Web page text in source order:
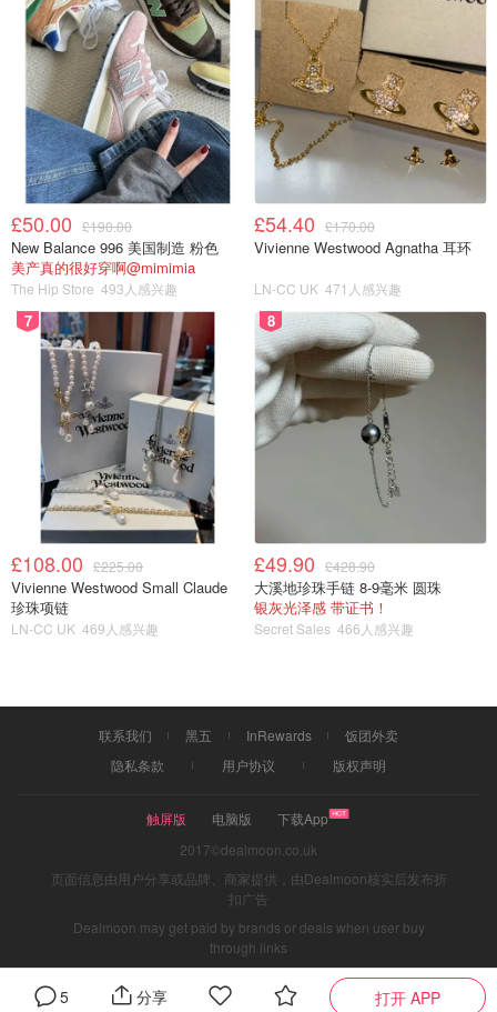
£50.00 £190.00
New Balance 996 美国制造 粉色
美产真的很好穿啊@mimimia
The Hip Store 493人感兴趣
£54.40 £170.00
Vivienne Westwood Agnatha 耳环
LN-CC UK 471人感兴趣
7
£108.00 £225.00
Vivienne Westwood Small Claude
珍珠项链
LN-CC UK 469人感兴趣
8
£49.90 £428.90
大溪地珍珠手链 8-9毫米 圆珠
银灰光泽感 带证书！
Secret Sales 466人感兴趣
5 分享 打开 APP
联系我们 黑五 InRewards
饭团外卖
隐私条款
用户协议 版权声明
触屏版 电脑版
下载App
2017©dealmoon.co.uk
页面信息由用户分享或品牌、商家提供，由Dealmoon核实后发布折
扣广告
Dealmoon may get paid by brands or deals when user buy
through links